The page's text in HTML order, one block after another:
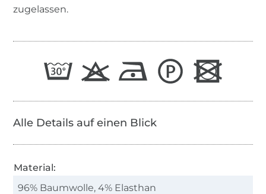
zugelassen.
Alle Details auf einen Blick
Material:
96% Baumwolle, 4% Elasthan